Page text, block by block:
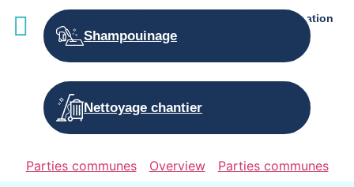
La propreté de l’appartement ou maison en location
saisonnière
Shampouinage
Nettoyage chantier
Parties communes Overview Parties communes